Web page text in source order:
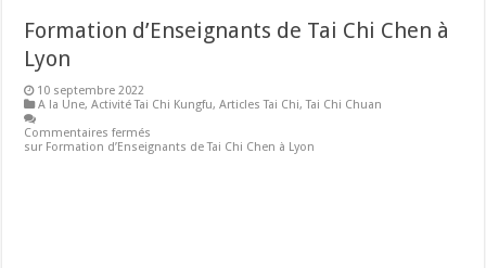
Formation d’Enseignants de Tai Chi Chen à
Lyon
10 septembre 2022
A la Une,Activité Tai Chi Kungfu,Articles Tai Chi,Tai Chi Chuan
Commentaires fermés
sur Formation d’Enseignants de Tai Chi Chen à Lyon